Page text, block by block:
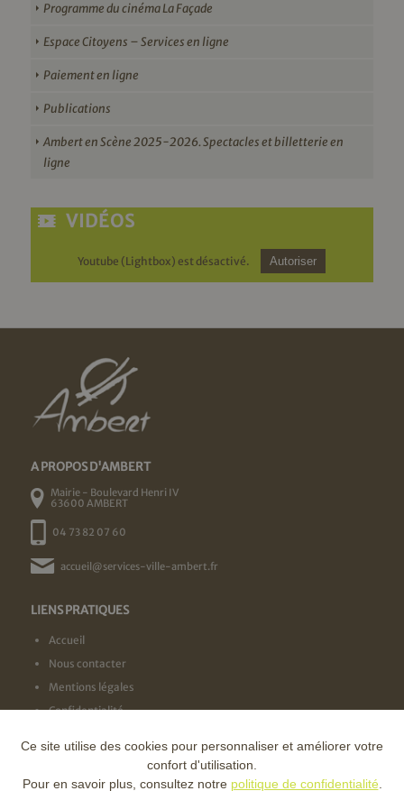
Programme du cinéma La Façade
Espace Citoyens – Services en ligne
Paiement en ligne
Publications
Ambert en Scène 2025-2026. Spectacles et billetterie en
ligne
VIDÉOS
Youtube (Lightbox) est désactivé. Autoriser
A PROPOS D'AMBERT
Mairie - Boulevard Henri IV
63600 AMBERT
04 73 82 07 60
accueil@services-ville-ambert.fr
LIENS PRATIQUES
Accueil
Nous contacter
Mentions légales
Confidentialité
NOS LABELS
Ce site utilise des cookies pour personnaliser et améliorer votre
confort d'utilisation.
Pour en savoir plus, consultez notre politique de confidentialité